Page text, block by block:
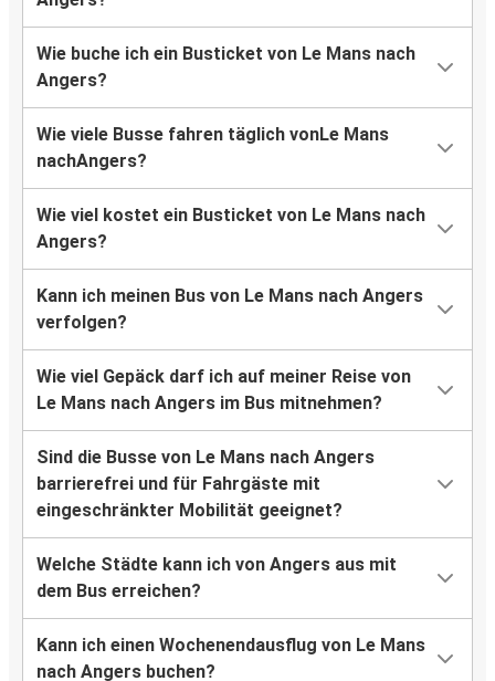
Wie buche ich ein Busticket von Le Mans nach
Angers?
Wie viele Busse fahren täglich vonLe Mans
nachAngers?
Wie viel kostet ein Busticket von Le Mans nach
Angers?
Kann ich meinen Bus von Le Mans nach Angers
verfolgen?
Wie viel Gepäck darf ich auf meiner Reise von
Le Mans nach Angers im Bus mitnehmen?
Sind die Busse von Le Mans nach Angers
barrierefrei und für Fahrgäste mit
eingeschränkter Mobilität geeignet?
Welche Städte kann ich von Angers aus mit
dem Bus erreichen?
Kann ich einen Wochenendausflug von Le Mans
nach Angers buchen?